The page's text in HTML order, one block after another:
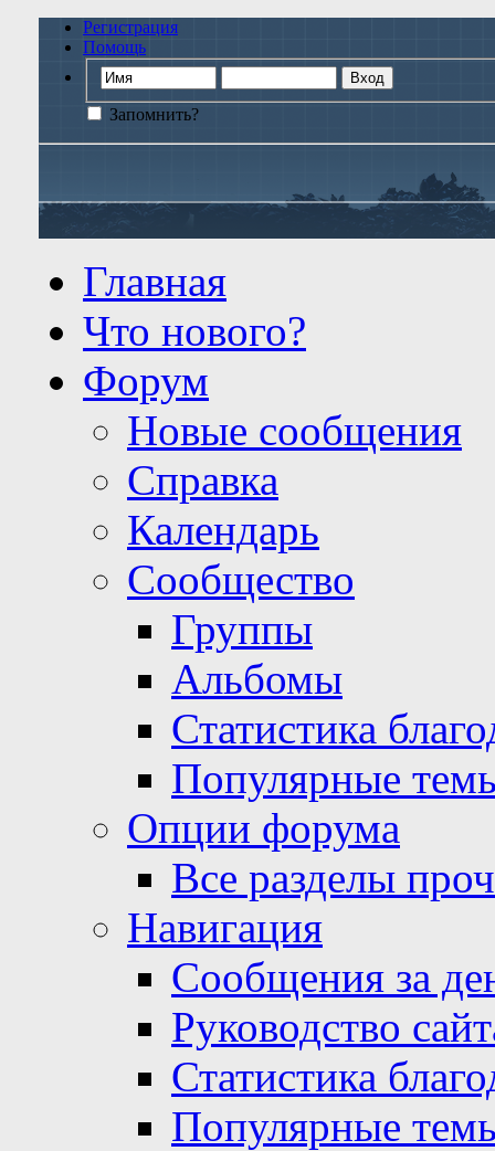
Регистрация
Помощь
Запомнить?
Главная
Что нового?
Форум
Новые сообщения
Справка
Календарь
Сообщество
Группы
Альбомы
Статистика
Популярные
Опции форума
Все разделы
Навигация
Сообщения за
Руководство
Статистика
Популярные